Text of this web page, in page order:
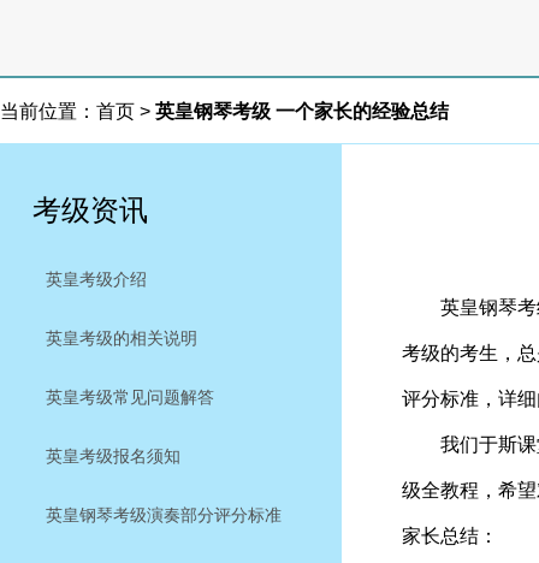
当前位置： 首页 > 英皇钢琴考级 一个家长的经验总结
考级资讯
英皇考级介绍
英皇考级的相关说明
英皇考级常见问题解答
英皇考级报名须知
英皇钢琴考级演奏部分评分标准
英皇钢琴考级
考级的考生，
评分标准，详
我们于斯课堂
级全教程，希
家长总结：